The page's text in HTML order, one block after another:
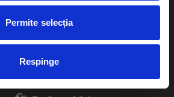
Permite selecția
Respinge
Livrare prin curier
Returnare bilete